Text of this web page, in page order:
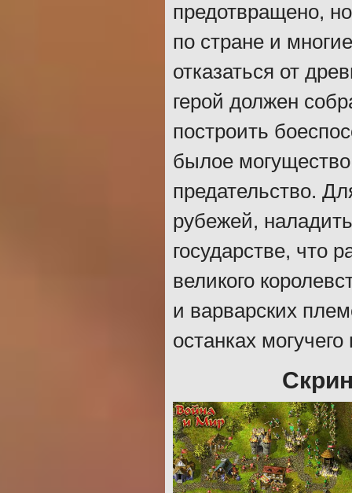
предотвращено,
по стране и
отказаться от
герой должен
построить
былое могущество
предательство.
рубежей,
государстве, что
великого
и варварских
останках могучего